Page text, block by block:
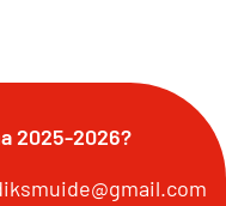
2025-2026?